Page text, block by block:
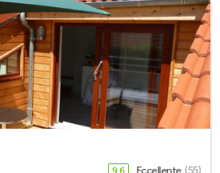
9,6 Eccellente (55)